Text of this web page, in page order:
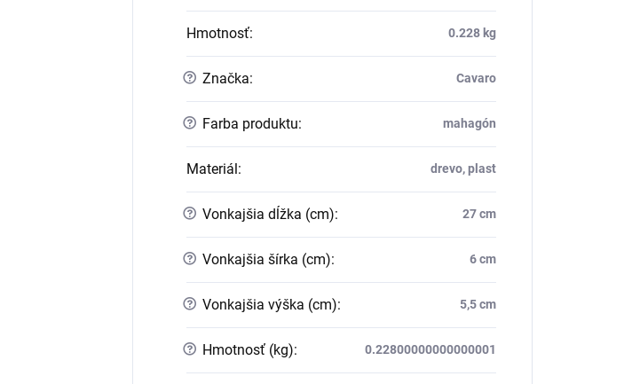
Hmotnosť: 0.228 kg
? Značka: Cavaro
? Farba produktu: mahagón
Materiál : drevo, plast
? Vonkajšia dĺžka (cm): 27 cm
? Vonkajšia šírka (cm): 6 cm
? Vonkajšia výška (cm): 5,5 cm
? Hmotnosť (kg): 0.22800000000000001